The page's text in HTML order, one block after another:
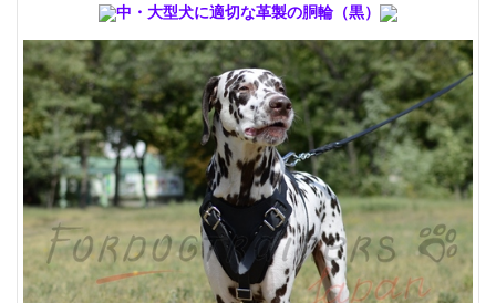
中・大型犬に適切な革製の胴輪（黒）